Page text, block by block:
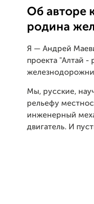
Об авторе
родина
Я — Андрей
проекта "Алтай
Мы, русские,
рельефу
инженерный
двигатель. И